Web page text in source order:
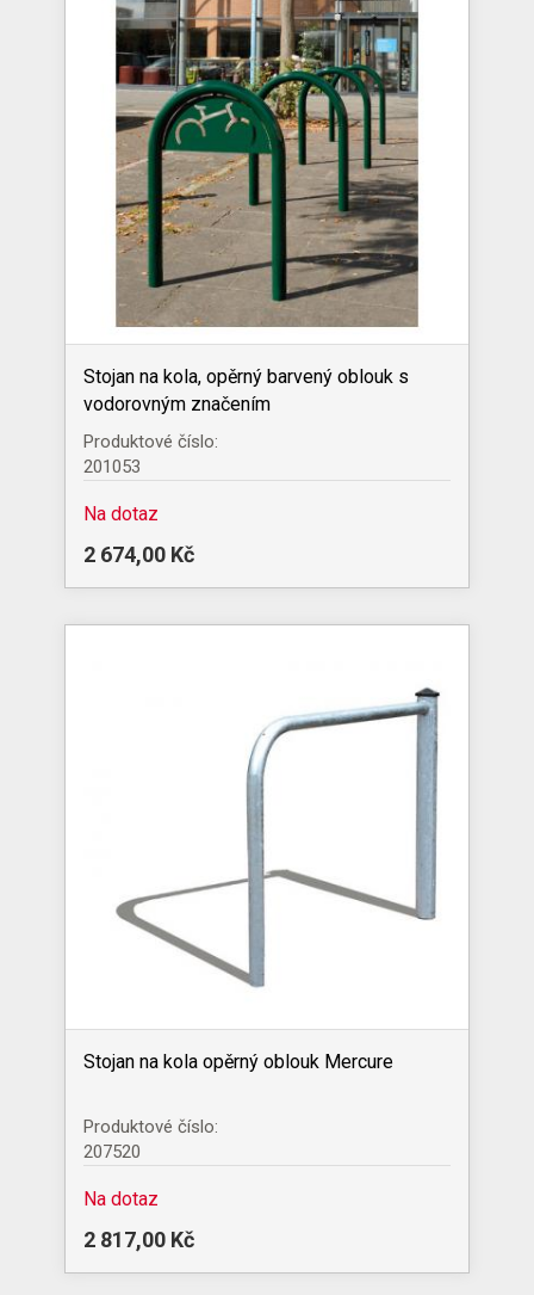
Stojan na kola, opěrný barvený oblouk s
vodorovným značením
Produktové číslo:
201053
Na dotaz
2 674,00 Kč
Stojan na kola opěrný oblouk Mercure
Produktové číslo:
207520
Na dotaz
2 817,00 Kč